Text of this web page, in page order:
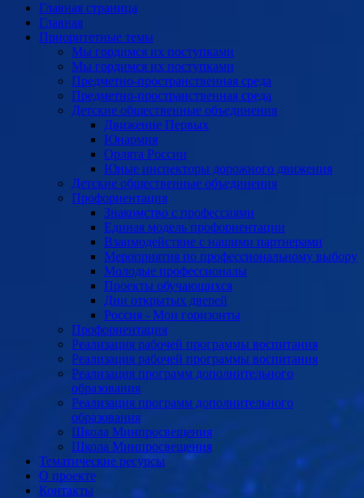
Главная страница
Главная
Приоритетные темы
Мы гордимся их поступками
Мы гордимся их поступками
Предметно-пространственная среда
Предметно-пространственная среда
Детские общественные объединения
Движение Первых
Юнармия
Орлята России
Юные инспекторы дорожного движения
Детские общественные объединения
Профориентация
Знакомство с профессиями
Единая модель профориентации
Взаимодействие с нашими партнерами
Мероприятия по профессиональному выбору
Молодые профессионалы
Проекты обучающихся
Дни открытых дверей
Россия - Мои горизонты
Профориентация
Реализация рабочей программы воспитания
Реализация рабочей программы воспитания
Реализация программ дополнительного
образования
Реализация программ дополнительного
образования
Школа Минпросвещения
Школа Минпросвещения
Тематические ресурсы
О проекте
Контакты